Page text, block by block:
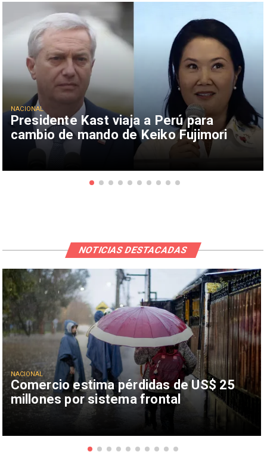
Presidente Kast viaja a Perú para
cambio de mando de Keiko Fujimori
NACIONAL
Comercio estima pérdidas de US$ 25
millones por sistema frontal
NACIONAL
NOTICIAS DESTACADAS